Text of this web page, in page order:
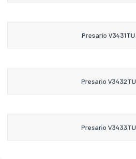
Presario V3431TU
Presario V3432TU
Presario V3433TU